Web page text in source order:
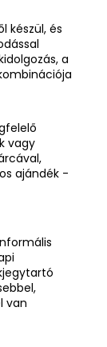
készül, és
a
vagy
ajándék -
van